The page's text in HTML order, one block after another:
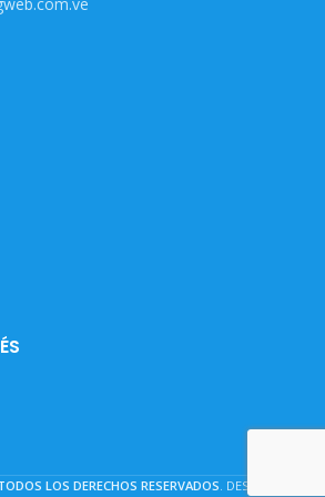
LOS DERECHOS RESERVADOS . DESARROLLO